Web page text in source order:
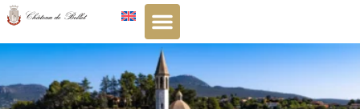
Panneau de gestion des cookies